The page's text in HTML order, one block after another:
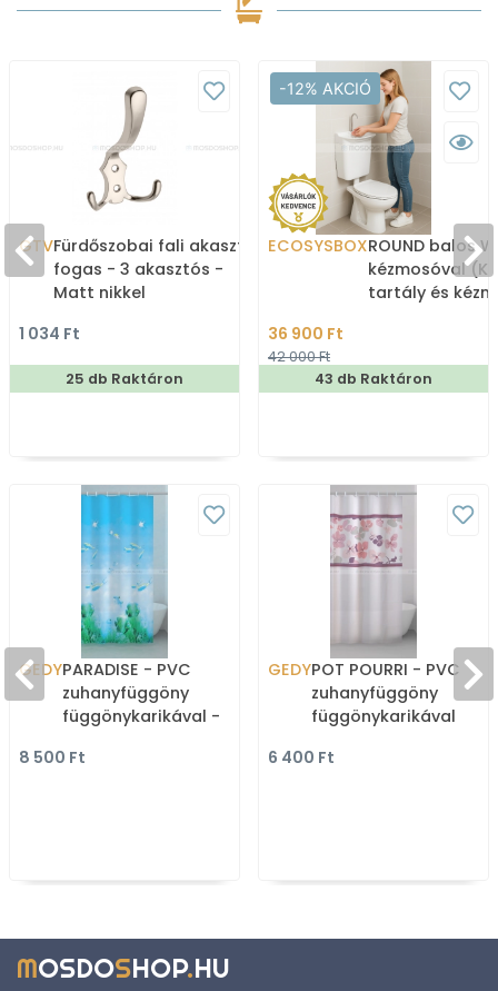
GTVFürdőszobai fali akasztó,
fogas - 3 akasztós -
Matt nikkel
1 034 Ft
25 db Raktáron
-12% AKCIÓ
ECOSYSBOXROUND balos
kézmosóval
tartály és
36 900 Ft
42 000 Ft
43 db Raktáron
GEDYPARADISE - PVC
zuhanyfüggöny
függönykarikával -
Tenger mintázatú
8 500 Ft
GEDYPOT POURRI - PVC
zuhanyfüggöny
függönykarikával
rózsaszín virágmintás
6 400 Ft
MOSDOSHOP.HU